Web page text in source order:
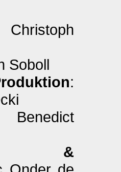
Soboll
:
Benedict
&